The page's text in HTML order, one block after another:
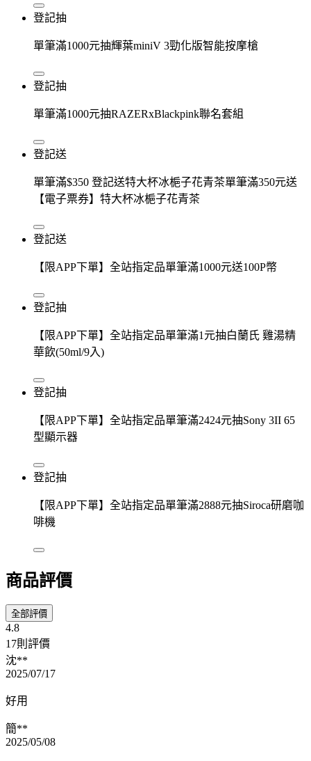
登記抽
單筆滿1000元抽輝葉miniV 3勁化版智能按摩槍
登記抽
單筆滿1000元抽RAZERxBlackpink聯名套組
登記送
單筆滿$350 登記送特大杯冰梔子花青茶單筆滿350元送
【電子票券】特大杯冰梔子花青茶
登記送
【限APP下單】全站指定品單筆滿1000元送100P幣
登記抽
【限APP下單】全站指定品單筆滿1元抽白蘭氏 雞湯精
華飲(50ml/9入)
登記抽
【限APP下單】全站指定品單筆滿2424元抽Sony 3II 65
型顯示器
登記抽
【限APP下單】全站指定品單筆滿2888元抽Siroca研磨咖
啡機
商品評價
全部評價
4.8
17則評價
沈**
2025/07/17
好用
簡**
2025/05/08